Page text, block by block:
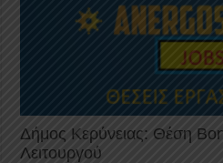
Δήμος Κερύνειας: Θέση
Λειτουργού